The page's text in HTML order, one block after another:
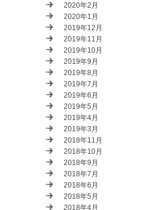
2020年2月
2020年1月
2019年12月
2019年11月
2019年10月
2019年9月
2019年8月
2019年7月
2019年6月
2019年5月
2019年4月
2019年3月
2018年11月
2018年10月
2018年9月
2018年7月
2018年6月
2018年5月
2018年4月